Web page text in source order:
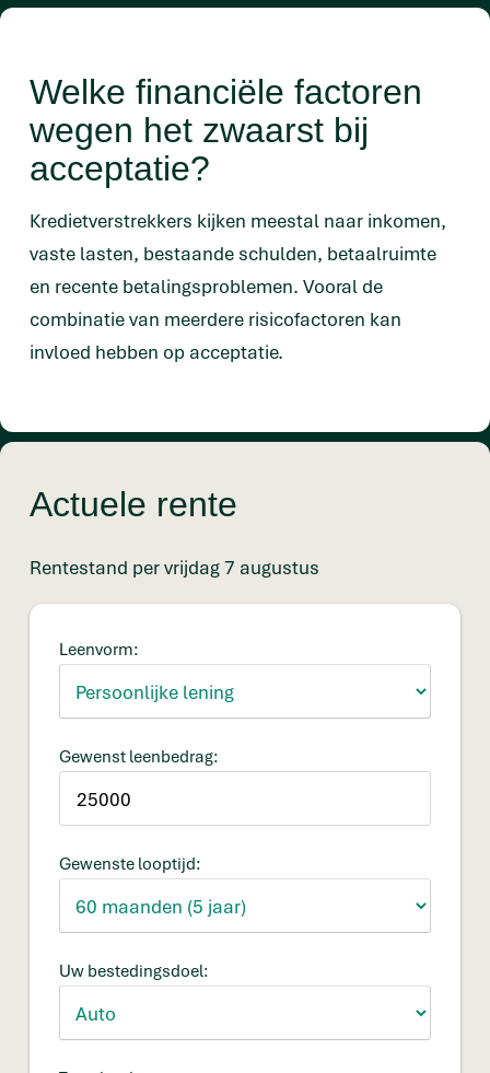
Welke financiële factoren
wegen het zwaarst bij
acceptatie?
Kredietverstrekkers kijken meestal naar inkomen,
vaste lasten, bestaande schulden, betaalruimte
en recente betalingsproblemen. Vooral de
combinatie van meerdere risicofactoren kan
invloed hebben op acceptatie.
Actuele rente
Rentestand per vrijdag 7 augustus
Leenvorm:
Gewenst leenbedrag:
Gewenste looptijd:
Uw bestedingsdoel: